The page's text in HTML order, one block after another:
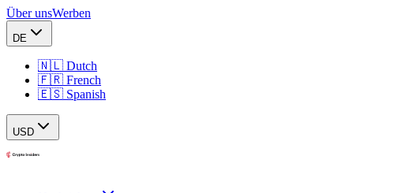
Über unsWerben
DE
🇳🇱 Dutch
🇫🇷 French
🇪🇸 Spanish
USD